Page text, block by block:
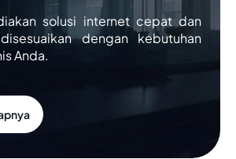
solusi internet cepat dan
dengan kebutuhan
Anda.